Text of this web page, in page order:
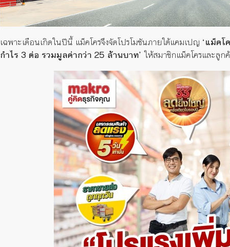
เฉพาะเดือนเกิดในปีนี้ แม็คโครจึงจัดโปรโมชันภายใต้แคมเปญ ‘แม็ค
กำไร 3 ต่อ รวมมูลค่ากว่า 25 ล้านบาท’ ให้สมาชิกแม็คโครและลู